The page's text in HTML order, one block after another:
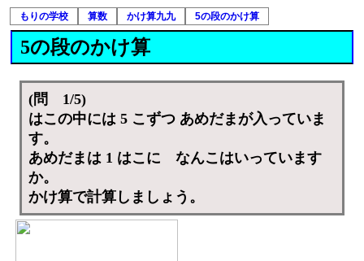
もりの学校 算数 かけ算九九 5の段のかけ算
5の段のかけ算
(問 1/5)
はこの中には 5 こずつ あめだまが入っていま
す。
あめだまは 1 はこに なんこはいっています
か。
かけ算で計算しましょう。